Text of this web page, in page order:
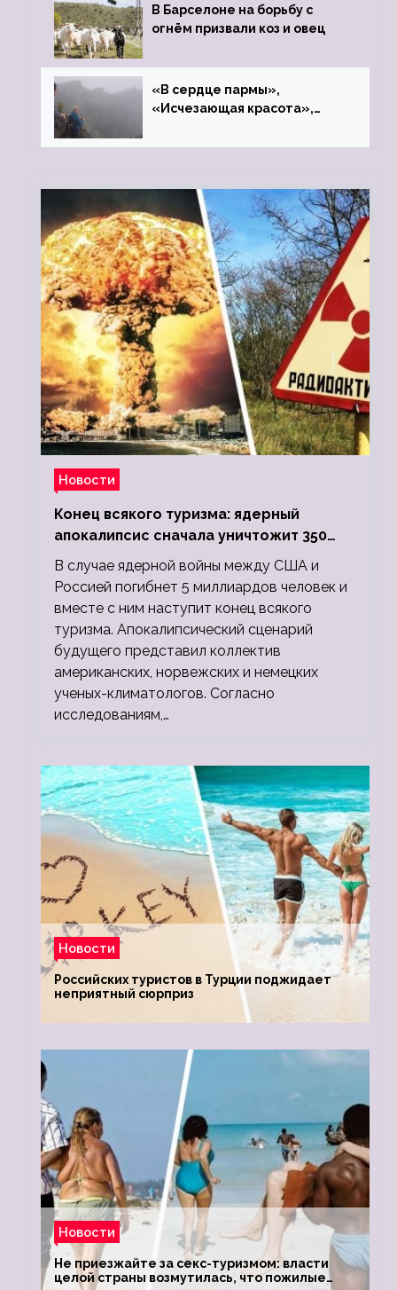
В Барселоне на борьбу с
огнём призвали коз и овец
«В сердце пармы»,
«Исчезающая красота»,
Новости
Конец всякого туризма: ядерный
апокалипсис сначала уничтожит 350
миллионов, а потом 5 миллиардов
людей
В случае ядерной войны между США и
Россией погибнет 5 миллиардов человек и
вместе с ним наступит конец всякого
туризма. Апокалипсический сценарий
будущего представил коллектив
американских, норвежских и немецких
ученых-климатологов. Согласно
исследованиям,…
Новости
Российских туристов в Турции поджидает
неприятный сюрприз
Новости
Не приезжайте за секс-туризмом: власти
целой страны возмутилась, что пожилые